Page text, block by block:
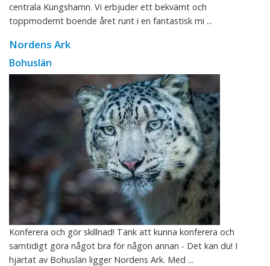
centrala Kungshamn. Vi erbjuder ett bekvämt och
toppmodernt boende året runt i en fantastisk mi ...
Nordens Ark
Bohuslän
Konferera och gör skillnad! Tänk att kunna konferera och
samtidigt göra något bra för någon annan - Det kan du! I
hjärtat av Bohuslän ligger Nordens Ark. Med ...